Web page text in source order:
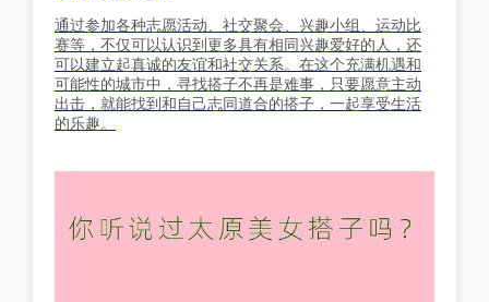
通过参加各种志愿活动、社交聚会、兴趣小组、运动比
赛等，不仅可以认识到更多具有相同兴趣爱好的人，还
可以建立起真诚的友谊和社交关系。在这个充满机遇和
可能性的城市中，寻找搭子不再是难事，只要愿意主动
出击，就能找到和自己志同道合的搭子，一起享受生活
的乐趣。